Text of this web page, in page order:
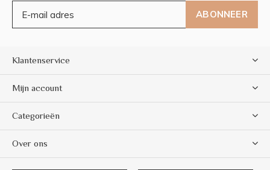
ABONNEER
Klantenservice
Mijn account
Categorieën
Over ons